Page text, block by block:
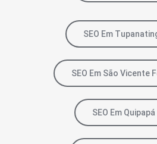
SEO Em
SEO Em São Vicente
SEO Em Quipapá